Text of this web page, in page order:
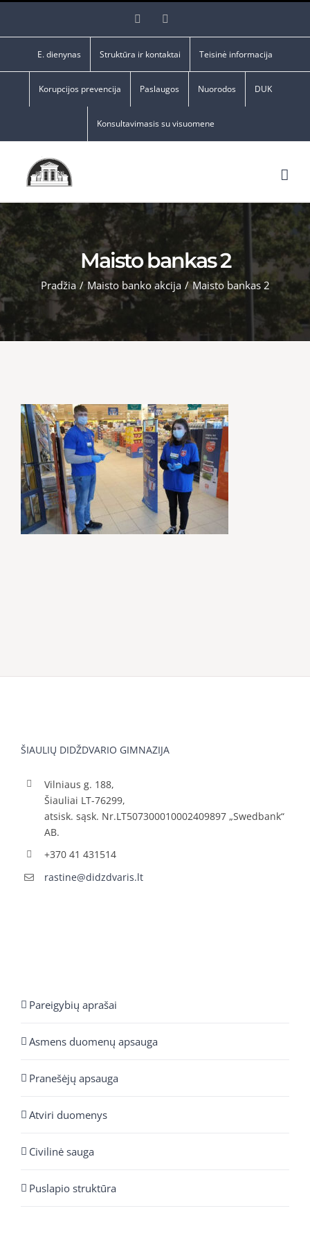
Facebook
E. dienynas Struktūra ir kontaktai Teisinė informacija
Korupcijos prevencija Paslaugos Nuorodos DUK
Konsultavimasis su visuomene
Maisto bankas 2
Pradžia / Maisto banko akcija / Maisto bankas 2
ŠIAULIŲ DIDŽDVARIO GIMNAZIJA
Vilniaus g. 188,
Šiauliai LT-76299,
atsisk. sąsk. Nr.LT507300010002409897 „Swedbank“
AB.
+370 41 431514
rastine@didzdvaris.lt
Pareigybių aprašai
Asmens duomenų apsauga
Pranešėjų apsauga
Atviri duomenys
Civilinė sauga
Puslapio struktūra